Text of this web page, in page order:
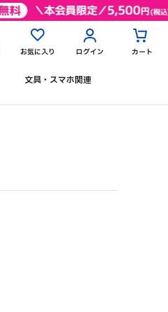
お気に入り ログイン カート
文具・スマホ関連